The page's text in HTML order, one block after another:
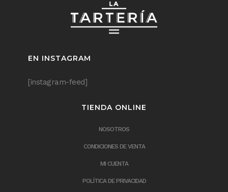
EN INSTAGRAM
[instagram-feed]
TIENDA ONLINE
NOSOTROS
CONDICIONES DE VENTA
MI CUENTA
POLÍTICA DE PRIVACIDAD